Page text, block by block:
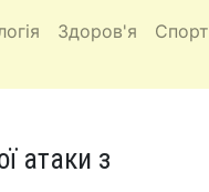
Здоров'я Спорт
атаки з